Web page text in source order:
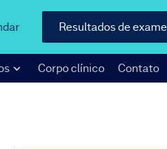
Resultados de
Corpo clínico Contato